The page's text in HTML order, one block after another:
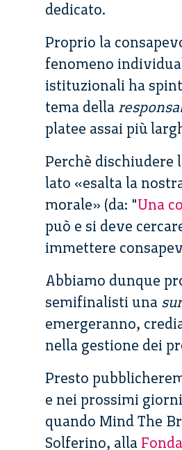
dedicato.
Proprio la
fenomeno
istituzionali ha
tema della
platee assai più
Perchè dischiudere
lato «esalta la
morale» (da: "Una
può e si deve
immettere
Abbiamo dunque
semifinalisti una
emergeranno,
nella gestione dei
Presto
e nei prossimi
quando Mind The
Solferino, alla